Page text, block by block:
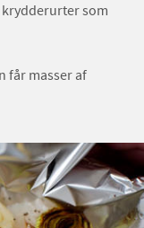
som
får masser af